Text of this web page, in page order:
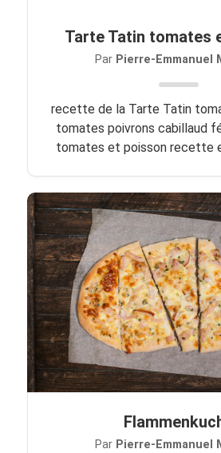
Tarte Tatin tomates
Par Pierre-Emmanuel
recette de la Tarte Tatin
tomates poivrons cabillaud
tomates et poisson recette
Par Pierre-Emmanuel